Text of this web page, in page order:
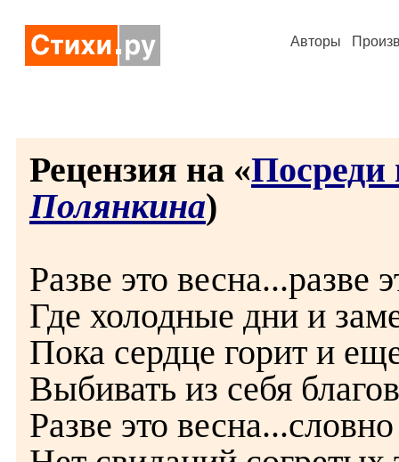
Авторы
Рецензия на «Посреди
Полянкина)
Разве это весна...разве
Где холодные дни и
Пока сердце горит и
Выбивать из себя
Разве это